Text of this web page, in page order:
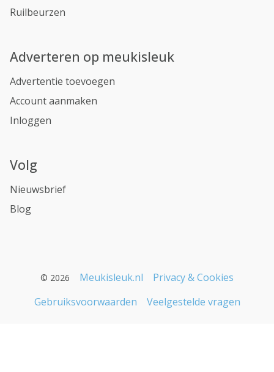
Ruilbeurzen
Adverteren op meukisleuk
Advertentie toevoegen
Account aanmaken
Inloggen
Volg
Nieuwsbrief
Blog
© 2026 Meukisleuk.nl
Privacy & Cookies
Gebruiksvoorwaarden
Veelgestelde vragen